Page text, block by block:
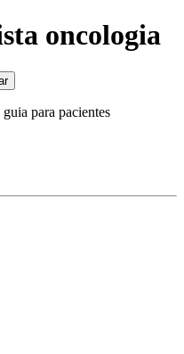
oncologia
para pacientes